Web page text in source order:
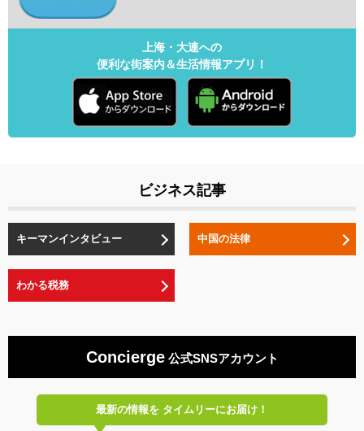
上海・大連への
便利な街案内＆生活情報アプリ！
ビジネス記事
キーマンインタビュー 中国の法律
わかる税務
Concierge公式SNSアカウント
最新の情報をタイムリーにお届け！